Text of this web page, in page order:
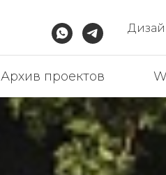
Архив проектов